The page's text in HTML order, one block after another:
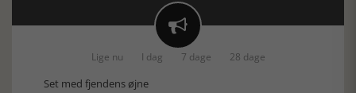

Lige nu I dag 7 dage 28 dage
Set med fjendens øjne